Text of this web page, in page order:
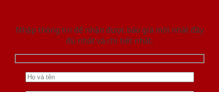
Nhập thông tin để nhận được báo giá mới nhât đầy
đủ nhất và chi tiết nhất.